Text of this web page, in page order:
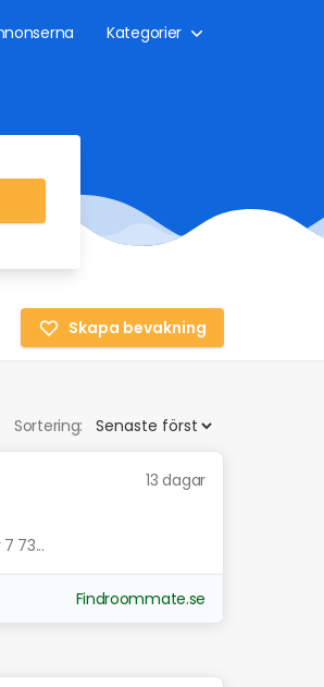
Kategorier
Skapa bevakning
Sortering:
13 dagar
73...
Findroommate.se